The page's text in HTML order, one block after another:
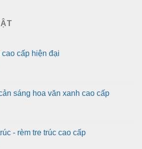
cao cấp hiện đại
sáng hoa văn xanh cao cấp
- rèm tre trúc cao cấp